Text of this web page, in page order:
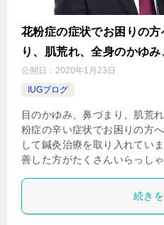
花粉症の症状でお困りの
り、肌荒れ、全身のかゆみ
公開日： 2020年1月23日
IUGブログ
目のかゆみ、鼻づまり、肌荒
粉症の辛い症状でお困りの方
して鍼灸治療を取り入れてい
善した方がたくさんいらっし
続き